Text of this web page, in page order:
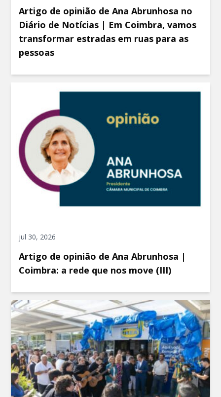
Artigo de opinião de Ana Abrunhosa no
Diário de Notícias | Em Coimbra, vamos
transformar estradas em ruas para as
pessoas
jul 30, 2026
Artigo de opinião de Ana Abrunhosa |
Coimbra: a rede que nos move (III)